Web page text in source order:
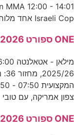
Israeli Cop אחד מלוחמי ה-MMA הישראלים
ONE ספורט 08-08-2026
צפון אמריקה, עם
ONE ספורט 07-08-2026